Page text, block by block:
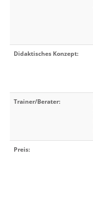
Didaktisches Konzept:
Trainer/Berater:
Preis: